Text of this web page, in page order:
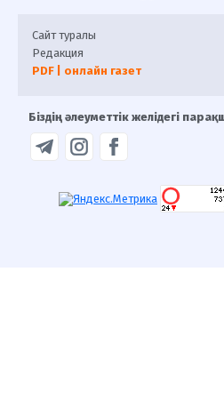
Сайт туралы
Редакция
PDF | онлайн газет
Біздің әлеуметтік желідегі